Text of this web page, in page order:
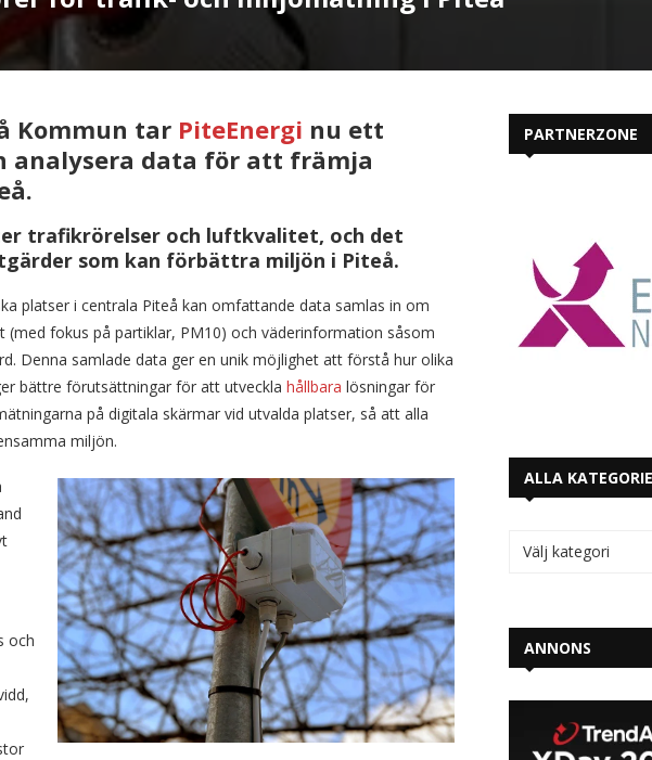
Kommun tar PiteEnergi nu ett
analysera data för att främja
trafikrörelser och luftkvalitet, och det
som kan förbättra miljön i Piteå.
platser i centrala Piteå kan omfattande data samlas in om
fokus på partiklar, PM10) och väderinformation såsom
Denna samlade data ger en unik möjlighet att förstå hur olika
bättre förutsättningar för att utveckla hållbara lösningar för
på digitala skärmar vid utvalda platser, så att alla
miljön.
och
PARTNERZONE
ALLA
ANNONS